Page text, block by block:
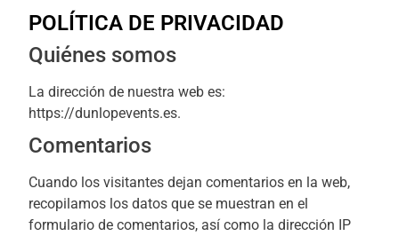
POLÍTICA DE PRIVACIDAD
Quiénes somos
La dirección de nuestra web es:
https://dunlopevents.es.
Comentarios
Cuando los visitantes dejan comentarios en la web,
recopilamos los datos que se muestran en el
formulario de comentarios, así como la dirección IP